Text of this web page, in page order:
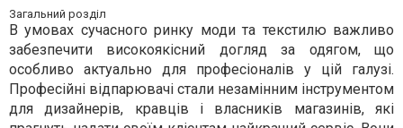
Загальний розділ
В умовах сучасного ринку моди та текстилю важливо
забезпечити високоякісний догляд за одягом, що
особливо актуально для професіоналів у цій галузі.
Професійні відпарювачі стали незамінним інструментом
для дизайнерів, кравців і власників магазинів, які